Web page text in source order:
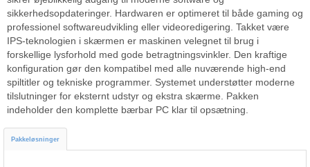
sikkerhedsopdateringer. Hardwaren er optimeret til både gaming og
professionel softwareudvikling eller videoredigering. Takket være
IPS-teknologien i skærmen er maskinen velegnet til brug i
forskellige lysforhold med gode betragtningsvinkler. Den kraftige
konfiguration gør den kompatibel med alle nuværende high-end
spiltitler og tekniske programmer. Systemet understøtter moderne
tilslutninger for eksternt udstyr og ekstra skærme. Pakken
indeholder den komplette bærbar PC klar til opsætning.
Pakkeløsninger